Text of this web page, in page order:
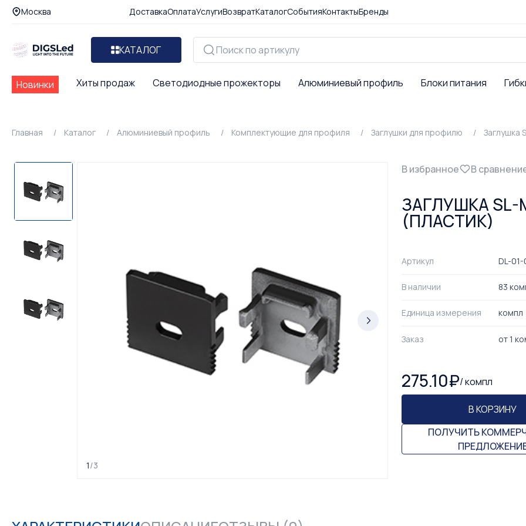
Москва ДоставкаОплатаУслугиВозвратКаталогСобытияКонтактыБренды
КАТАЛОГ
Новинки Хиты продаж Светодиодные прожекторы Алюминиевый профиль Блоки питания
Главная Каталог Алюминиевый профиль Комплектующие для профиля Заглушки для профилю Заглушка
1/3
В избранное В
ЗАГЛУШКА SL-
(ПЛАСТИК)
Артикул DL-
В наличии 83
Единица измерения компл
Заказ от1
275.10₽/компл
В КОРЗИНУ
ПОЛУЧИТЬ